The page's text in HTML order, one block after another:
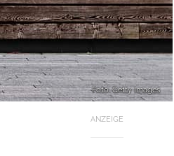
Foto: Getty Images
ANZEIGE